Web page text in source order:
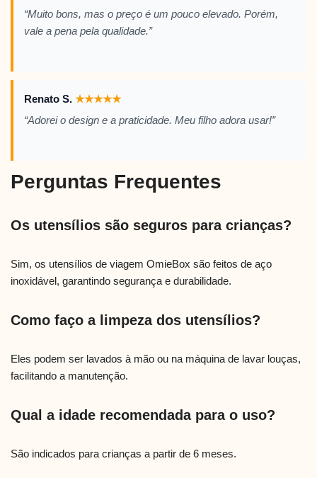
“Muito bons, mas o preço é um pouco elevado. Porém,
vale a pena pela qualidade.”
Renato S. ★★★★★
“Adorei o design e a praticidade. Meu filho adora usar!”
Perguntas Frequentes
Os utensílios são seguros para crianças?
Sim, os utensílios de viagem OmieBox são feitos de aço
inoxidável, garantindo segurança e durabilidade.
Como faço a limpeza dos utensílios?
Eles podem ser lavados à mão ou na máquina de lavar louças,
facilitando a manutenção.
Qual a idade recomendada para o uso?
São indicados para crianças a partir de 6 meses.